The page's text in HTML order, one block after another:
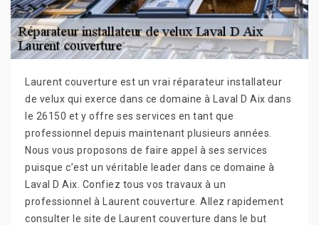
Laurent couverture est un vrai réparateur installateur
de velux qui exerce dans ce domaine à Laval D Aix dans
le 26150 et y offre ses services en tant que
professionnel depuis maintenant plusieurs années.
Nous vous proposons de faire appel à ses services
puisque c’est un véritable leader dans ce domaine à
Laval D Aix. Confiez tous vos travaux à un
professionnel à Laurent couverture. Allez rapidement
consulter le site de Laurent couverture dans le but